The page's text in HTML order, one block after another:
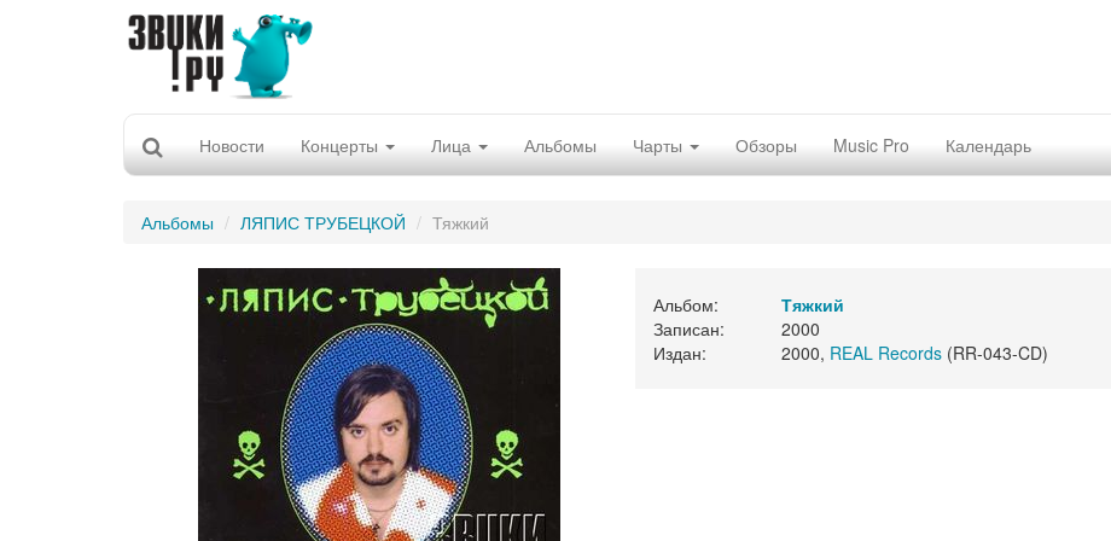
Новости Концерты Лица Альбомы Чарты Обзоры Music Pro Календарь
Альбомы ЛЯПИС ТРУБЕЦКОЙ Тяжкий
Альбом:
Тяжкий
Записан:
2000
Издан:
2000, REAL Records(RR-043-CD)